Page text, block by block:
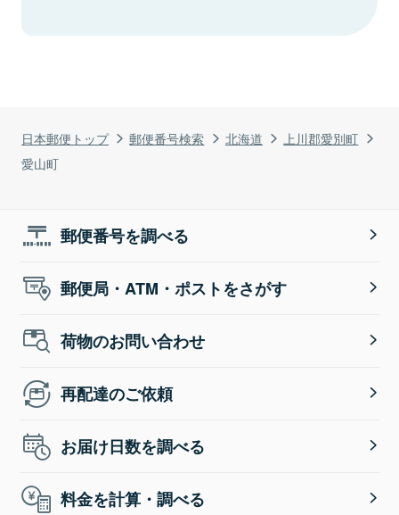
日本郵便トップ 郵便番号検索 北海道
上川郡愛別町
愛山町
郵便番号を調べる
郵便局・ATM・ポストをさがす
荷物のお問い合わせ
再配達のご依頼
お届け日数を調べる
料金を計算・調べる